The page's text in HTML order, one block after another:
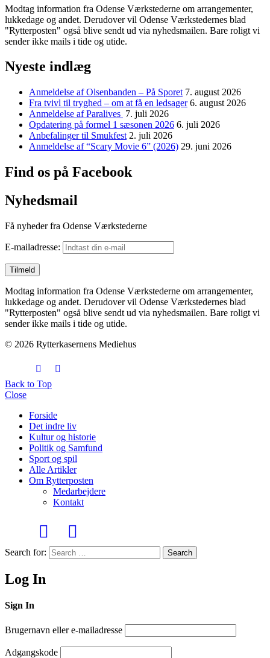
Modtag information fra Odense Værkstederne om arrangementer,
lukkedage og andet. Derudover vil Odense Værkstedernes blad
"Rytterposten" også blive sendt ud via nyhedsmailen. Bare roligt vi
sender ikke mails i tide og utide.
Nyeste indlæg
Anmeldelse af Olsenbanden – På Sporet 7. august 2026
Fra tvivl til tryghed – om at få en ledsager 6. august 2026
Anmeldelse af Paralives 7. juli 2026
Opdatering på formel 1 sæsonen 2026 6. juli 2026
Anbefalinger til Smukfest 2. juli 2026
Anmeldelse af “Scary Movie 6” (2026) 29. juni 2026
Find os på Facebook
Nyhedsmail
Få nyheder fra Odense Værkstederne
E-mailadresse:
Modtag information fra Odense Værkstederne om arrangementer,
lukkedage og andet. Derudover vil Odense Værkstedernes blad
"Rytterposten" også blive sendt ud via nyhedsmailen. Bare roligt vi
sender ikke mails i tide og utide.
© 2026 Rytterkasernens Mediehus
Back to Top
Close
Forside
Det indre liv
Kultur og historie
Politik og Samfund
Sport og spil
Alle Artikler
Om Rytterposten
Medarbejdere
Kontakt
Search for: Search
Log In
Sign In
Brugernavn eller e-mailadresse
Adgangskode